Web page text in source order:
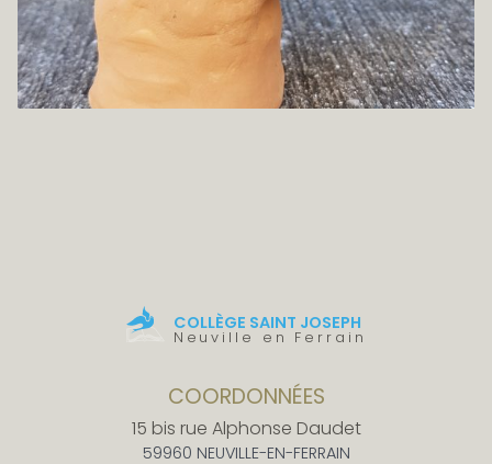
COLLÈGE SAINT JOSEPH
Neuville en Ferrain
COORDONNÉES
15 bis rue Alphonse Daudet
59960 NEUVILLE-EN-FERRAIN